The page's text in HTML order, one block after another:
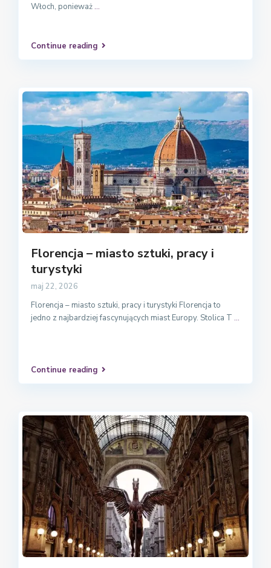
Włoch, ponieważ...
Continue reading
Florencja – miasto sztuki, pracy i
turystyki
maj 22, 2026
Florencja – miasto sztuki, pracy i turystyki Florencja to
jedno z najbardziej fascynujących miast Europy. Stolica T ...
Continue reading